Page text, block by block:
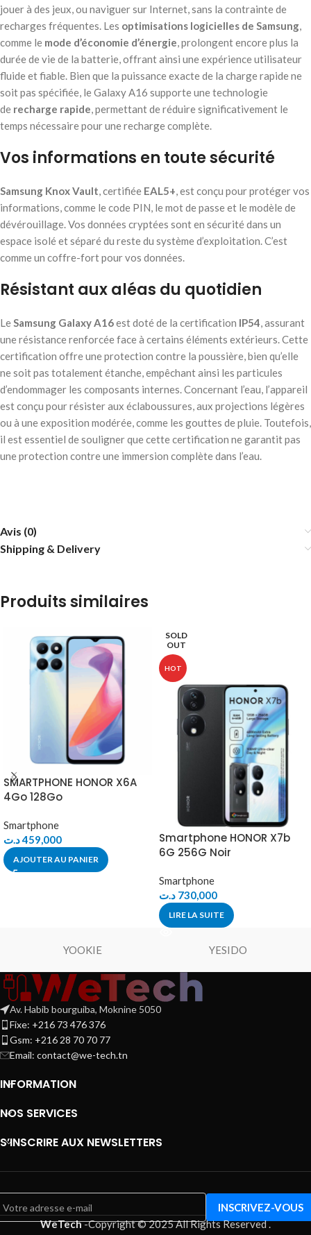
jouer à des jeux, ou naviguer sur Internet, sans la contrainte de
recharges fréquentes. Les optimisations logicielles de Samsung,
comme le mode d’économie d’énergie, prolongent encore plus la
durée de vie de la batterie, offrant ainsi une expérience utilisateur
fluide et fiable. Bien que la puissance exacte de la charge rapide ne
soit pas spécifiée, le Galaxy A16 supporte une technologie
de recharge rapide, permettant de réduire significativement le
temps nécessaire pour une recharge complète.
Vos informations en toute sécurité
Samsung Knox Vault, certifiée EAL5+, est conçu pour protéger vos
informations, comme le code PIN, le mot de passe et le modèle de
dévérouillage. Vos données cryptées sont en sécurité dans un
espace isolé et séparé du reste du système d’exploitation. C’est
comme un coffre-fort pour vos données.
Résistant aux aléas du quotidien
LeSamsung Galaxy A16est doté de la certification IP54, assurant
une résistance renforcée face à certains éléments extérieurs. Cette
certification offre une protection contre la poussière, bien qu’elle
ne soit pas totalement étanche, empêchant ainsi les particules
d’endommager les composants internes. Concernant l’eau, l’appareil
est conçu pour résister aux éclaboussures, aux projections légères
ou à une exposition modérée, comme les gouttes de pluie. Toutefois,
il est essentiel de souligner que cette certification ne garantit pas
une protection contre une immersion complète dans l’eau.
Avis (0)
Shipping & Delivery
Produits similaires
SMARTPHONE HONOR X6A
4Go 128Go
Smartphone
459,000د.ت
AJOUTER AU PANIER
SOLD
OUT
HOT
Smartphone HONOR X7b
6G 256G Noir
Smartphone
730,000 د.ت
LIRE LA SUITE
YOOKIE YESIDO
Av. Habib bourguiba, Moknine 5050
Fixe: +216 73 476 376
Gsm: +216 28 70 70 77
Email: contact@we-tech.tn
INFORMATION
NOS SERVICES
S’INSCRIRE AUX NEWSLETTERS
WeTech-Copyright © 2025 All Rights Reserved.